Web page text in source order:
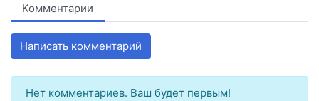
Комментарии
Написать комментарий
Нет комментариев. Ваш будет первым!